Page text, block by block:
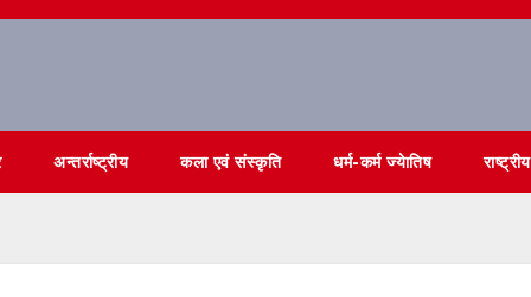
अन्तर्राष्ट्रीय कला एवं संस्कृति धर्म-कर्म ज्येातिष राष्ट्रीय